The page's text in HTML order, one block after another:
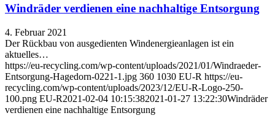
Windräder verdienen eine nachhaltige Entsorgung
4. Februar 2021
Der Rückbau von ausgedienten Windenergieanlagen ist ein
aktuelles…
https://eu-recycling.com/wp-content/uploads/2021/01/Windraeder-
Entsorgung-Hagedorn-0221-1.jpg 360 1030 EU-R https://eu-
recycling.com/wp-content/uploads/2023/12/EU-R-Logo-250-
100.png EU-R2021-02-04 10:15:382021-01-27 13:22:30Windräder
verdienen eine nachhaltige Entsorgung